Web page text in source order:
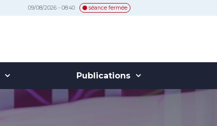
09/08/2026 - 08:40 séance fermée
Publications